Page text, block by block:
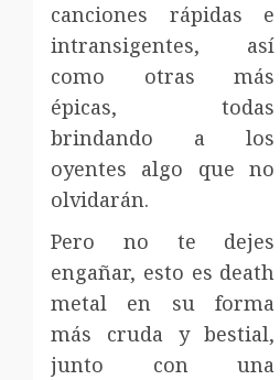
canciones rápidas e
intransigentes, así
como otras más
épicas, todas
brindando a los
oyentes algo que no
olvidarán.
Pero no te dejes
engañar, esto es death
metal en su forma
más cruda y bestial,
junto con una